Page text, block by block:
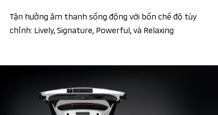
Tận hưởng âm thanh sống động với bốn chế độ tùy
chỉnh: Lively, Signature, Powerful, và Relaxing